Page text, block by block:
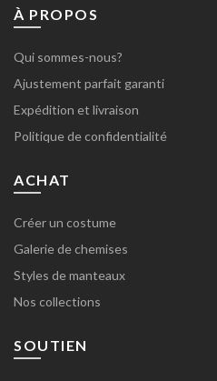
À PROPOS
Qui sommes-nous?
Ajustement parfait garanti
Expédition et livraison
Politique de confidentialité
ACHAT
Créer un costume
Galerie de chemises
Styles de manteaux
Nos collections
SOUTIEN